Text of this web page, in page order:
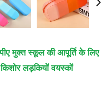
मुक्त स्कूल की आपूर्ति के लिए
लड़कियों वयस्कों